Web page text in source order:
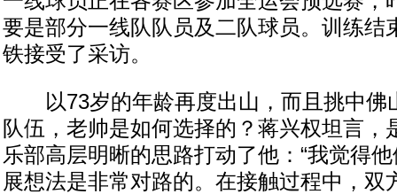
要是部分一线队队员及二队球员。训练结
铁接受了采访。
以73岁的年龄再度出山，而且挑中佛
队伍，老帅是如何选择的？蒋兴权坦言，
乐部高层明晰的思路打动了他：“我觉得
展想法是非常对路的。在接触过程中，双